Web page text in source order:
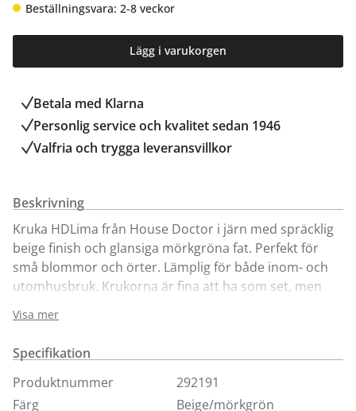
Beställningsvara: 2-8 veckor
Lägg i varukorgen
Betala med Klarna
Personlig service och kvalitet sedan 1946
Valfria och trygga leveransvillkor
Beskrivning
Kruka HDLima från House Doctor i järn med spräcklig
beige finish och glansiga mörkgröna fat. Perfekt för
små blommor och örter. Lämplig för både inom- och
utomhusbruk. Krukorna är fina att ha som set, men
Krukorna går att köpa online och i vår butik i Kungens
Kurva. Välkommen in!
Visa mer
Specifikation
Produktnummer
292191
Färg
Beige/mörkgrön